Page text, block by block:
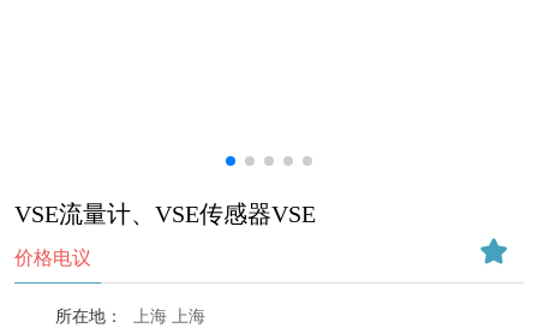
VSE流量计、VSE传感器VSE
价格电议
所在地：
上海 上海